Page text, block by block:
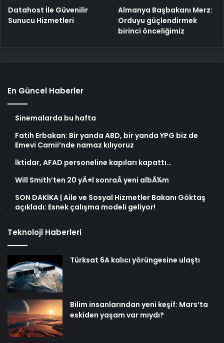
Datahost İle Güvenilir
Sunucu Hizmetleri
Almanya Başbakanı Merz:
Orduyu güçlendirmek
birinci önceliğimiz
En Güncel Haberler
Sinemalarda bu hafta
Fatih Erbakan: Bir yanda ABD, bir yanda YPG biz de
Emevi Camii’nde namaz kılıyoruz
İktidar, AFAD personeline kapıları kapattı…
Will Smith’ten 20 yÄ±l sonraÂ yeni albÃ¼m
SON DAKİKA | Aile ve Sosyal Hizmetler Bakanı Göktaş
açıkladı: Esnek çalışma modeli geliyor!
Teknoloji Haberleri
Türksat 6A kalıcı yörüngesine ulaştı
Bilim insanlarından yeni keşif: Mars’ta
eskiden yaşam var mıydı?